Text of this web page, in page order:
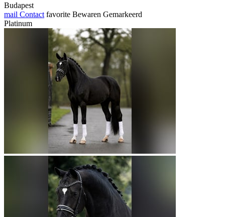
Budapest
mail Contact favorite Bewaren Gemarkeerd
Platinum